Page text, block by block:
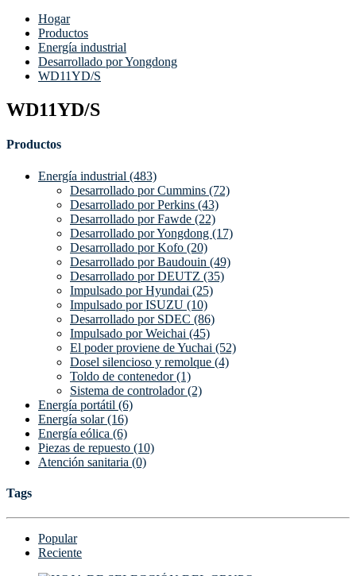
Hogar
Productos
Energía industrial
Desarrollado por Yongdong
WD11YD/S
WD11YD/S
Productos
Energía industrial (483)
Desarrollado por Cummins (72)
Desarrollado por Perkins (43)
Desarrollado por Fawde (22)
Desarrollado por Yongdong (17)
Desarrollado por Kofo (20)
Desarrollado por Baudouin (49)
Desarrollado por DEUTZ (35)
Impulsado por Hyundai (25)
Impulsado por ISUZU (10)
Desarrollado por SDEC (86)
Impulsado por Weichai (45)
El poder proviene de Yuchai (52)
Dosel silencioso y remolque (4)
Toldo de contenedor (1)
Sistema de controlador (2)
Energía portátil (6)
Energía solar (16)
Energía eólica (6)
Piezas de repuesto (10)
Atención sanitaria (0)
Tags
Popular
Reciente